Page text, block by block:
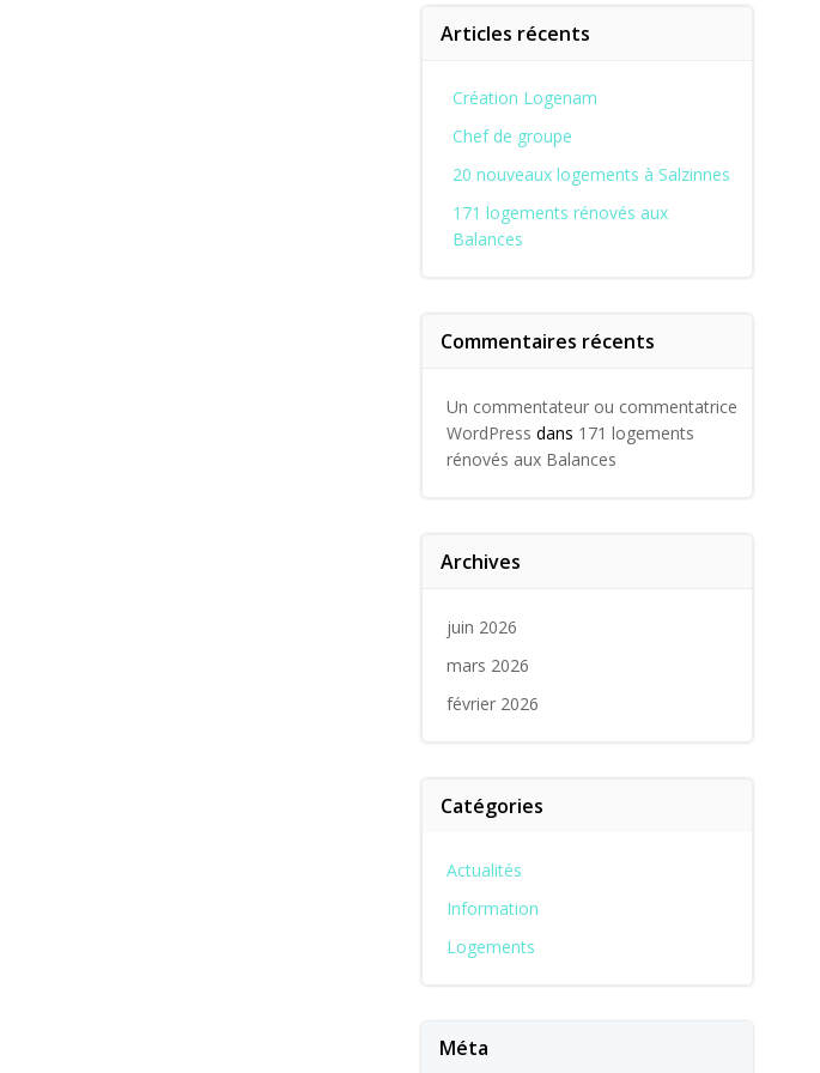
Articles récents
Création Logenam
Chef de groupe
20 nouveaux logements à Salzinnes
171 logements rénovés aux
Balances
Commentaires récents
Un commentateur ou commentatrice
WordPress dans 171 logements
rénovés aux Balances
Archives
juin 2026
mars 2026
février 2026
Catégories
Actualités
Information
Logements
Méta